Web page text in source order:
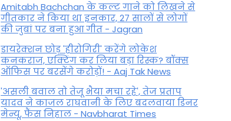
Amitabh Bachchan के कल्ट गाने को लिखने से
गीतकार ने किया था इनकार, 27 सालों से लोगों
की जुबां पर बना हुआ गीत - Jagran
डायरेक्शन छोड़ 'हीरोगिरी' करेंगे लोकेश
कनकराज, एक्टिंग कर लिया बड़ा रिस्क? बॉक्स
ऑफिस पर बरसेंगे करोड़ों! - Aaj Tak News
'असली बवाल तो तेजू भैया मचा रहे', तेज प्रताप
यादव ने काजल राघवानी के लिए बदलवाया डिनर
मेन्यू, फैंस न‍िहाल - Navbharat Times